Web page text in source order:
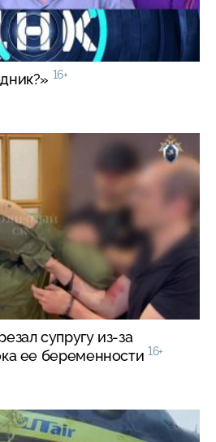
16+
супругу из-за
ее беременности 16+